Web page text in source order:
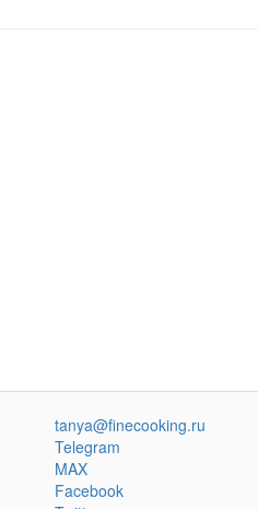
tanya@finecooking.ru
Telegram
MAX
Facebook